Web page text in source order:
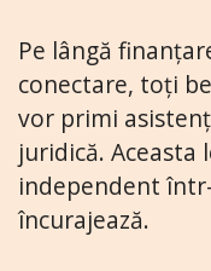
Pe lângă
conectare, toți
vor primi
juridică. Aceasta
independent
încurajează.